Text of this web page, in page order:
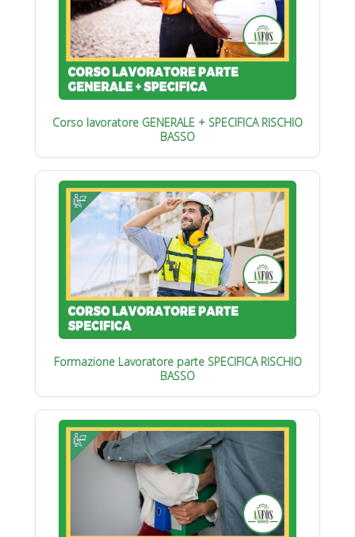
Corso lavoratore GENERALE + SPECIFICA RISCHIO
BASSO
Formazione Lavoratore parte SPECIFICA RISCHIO
BASSO